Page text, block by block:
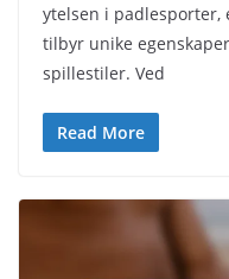
ytelsen i
tilbyr unike
spillestiler. Ved
Read More